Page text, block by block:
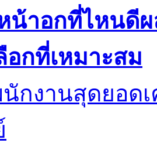
น้าอกที่ไหนดี
อกที่เหมาะสม
กงานสุดยอด